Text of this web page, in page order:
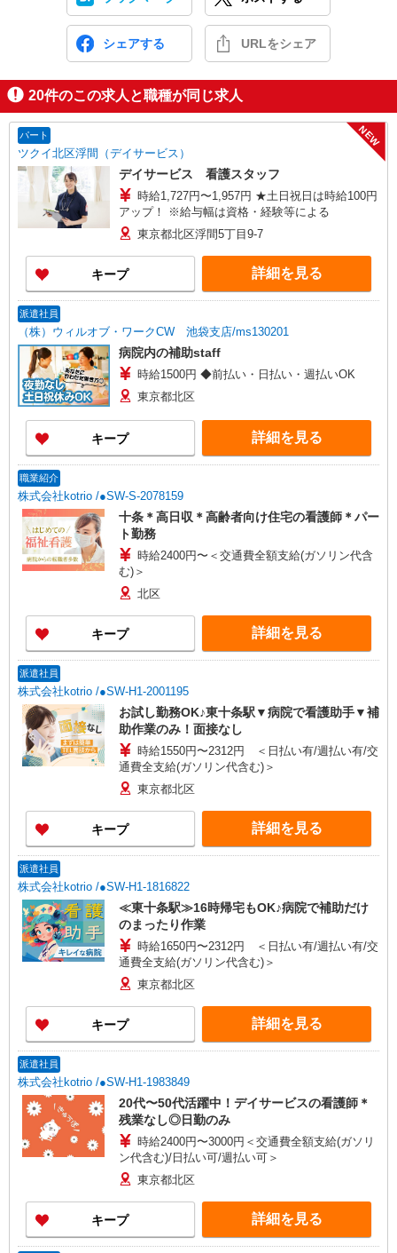
シェアする URLをシェア
20件のこの求人と職種が同じ求人
パート
ツクイ北区浮間（デイサービス）
NEW
デイサービス 看護スタッフ
時給1,727円〜1,957円 ★土日祝日は時給100円
アップ！ ※給与幅は資格・経験等による
東京都北区浮間5丁目9-7
キープ 詳細を見る
派遣社員
（株）ウィルオブ・ワークCW 池袋支店/ms130201
病院内の補助staff
時給1500円 ◆前払い・日払い・週払いOK
東京都北区
キープ 詳細を見る
職業紹介
株式会社kotrio /●SW-S-2078159
十条＊高日収＊高齢者向け住宅の看護師＊パー
ト勤務
時給2400円〜＜交通費全額支給(ガソリン代含
む)＞
北区
キープ 詳細を見る
派遣社員
株式会社kotrio /●SW-H1-2001195
お試し勤務OK♪東十条駅▼病院で看護助手▼補
助作業のみ！面接なし
時給1550円〜2312円 ＜日払い有/週払い有/交
通費全支給(ガソリン代含む)＞
東京都北区
キープ 詳細を見る
派遣社員
株式会社kotrio /●SW-H1-1816822
≪東十条駅≫16時帰宅もOK♪病院で補助だけ
のまったり作業
時給1650円〜2312円 ＜日払い有/週払い有/交
通費全支給(ガソリン代含む)＞
東京都北区
キープ 詳細を見る
派遣社員
株式会社kotrio /●SW-H1-1983849
20代〜50代活躍中！デイサービスの看護師＊
残業なし◎日勤のみ
時給2400円〜3000円＜交通費全額支給(ガソリ
ン代含む)/日払い可/週払い可＞
東京都北区
キープ 詳細を見る